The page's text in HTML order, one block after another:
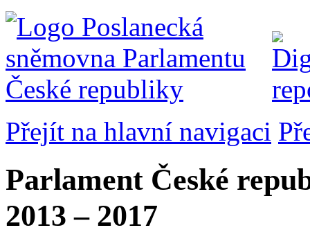
Přejít na hlavní navigaci
Parlament České
2013 – 2017